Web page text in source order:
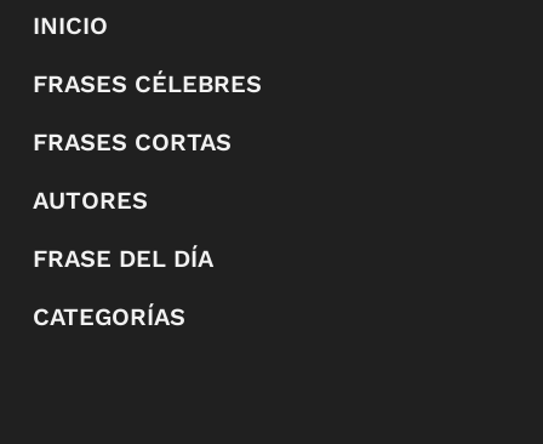
INICIO
FRASES CÉLEBRES
FRASES CORTAS
AUTORES
FRASE DEL DÍA
CATEGORÍAS